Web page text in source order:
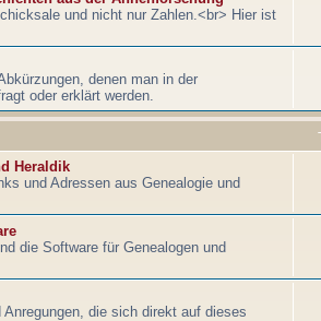
und nicht nur Zahlen.<br> Hier ist
denen man in der
oder erklärt werden.
Heraldik
und Adressen aus Genealogie und
die Software für Genealogen und
die sich direkt auf dieses